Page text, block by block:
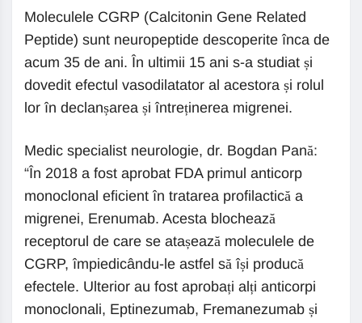
Moleculele CGRP (Calcitonin Gene Related
Peptide) sunt neuropeptide descoperite înca de
acum 35 de ani. În ultimii 15 ani s-a studiat și
dovedit efectul vasodilatator al acestora și rolul
lor în declanșarea și întreținerea migrenei.
Medic specialist neurologie, dr. Bogdan Pană:
“În 2018 a fost aprobat FDA primul anticorp
monoclonal eficient în tratarea profilactică a
migrenei, Erenumab. Acesta blochează
receptorul de care se atașează moleculele de
CGRP, împiedicându-le astfel să își producă
efectele. Ulterior au fost aprobați alți anticorpi
monoclonali, Eptinezumab, Fremanezumab și